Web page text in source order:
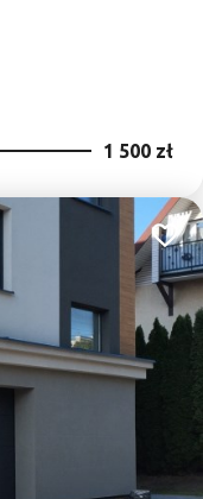
1 500 zł